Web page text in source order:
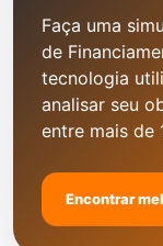
Faça uma
de
tecnologia
analisar seu
entre mais de
Encontrar